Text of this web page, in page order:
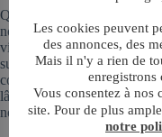
Quoi qu’il en soit, identifier
nous permet de la placer
vivre en harmonie avec nos
suivre un chemin de vie qui
contribution qui nous offre
lâcher alors ces autres
nous prennent inutilement
Les cookies peuvent
des annonces, des
Mais il n'y a rien de
enregistrons
Vous consentez à nos
site. Pour de plus
notre